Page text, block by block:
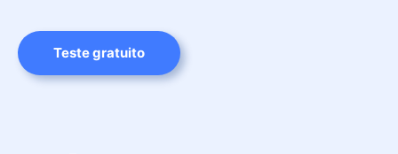
Teste gratuito